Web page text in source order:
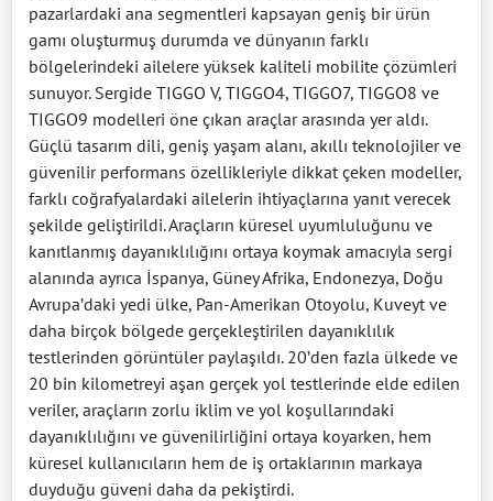
pazarlardaki ana segmentleri kapsayan geniş bir ürün
gamı oluşturmuş durumda ve dünyanın farklı
bölgelerindeki ailelere yüksek kaliteli mobilite çözümleri
sunuyor. Sergide TIGGO V, TIGGO4, TIGGO7, TIGGO8 ve
TIGGO9 modelleri öne çıkan araçlar arasında yer aldı.
Güçlü tasarım dili, geniş yaşam alanı, akıllı teknolojiler ve
güvenilir performans özellikleriyle dikkat çeken modeller,
farklı coğrafyalardaki ailelerin ihtiyaçlarına yanıt verecek
şekilde geliştirildi. Araçların küresel uyumluluğunu ve
kanıtlanmış dayanıklılığını ortaya koymak amacıyla sergi
alanında ayrıca İspanya, Güney Afrika, Endonezya, Doğu
Avrupa’daki yedi ülke, Pan-Amerikan Otoyolu, Kuveyt ve
daha birçok bölgede gerçekleştirilen dayanıklılık
testlerinden görüntüler paylaşıldı. 20’den fazla ülkede ve
20 bin kilometreyi aşan gerçek yol testlerinde elde edilen
veriler, araçların zorlu iklim ve yol koşullarındaki
dayanıklılığını ve güvenilirliğini ortaya koyarken, hem
küresel kullanıcıların hem de iş ortaklarının markaya
duyduğu güveni daha da pekiştirdi.